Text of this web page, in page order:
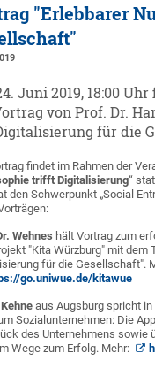
"Erlebbarer
Juni 2019, 18:00
von Prof. Dr.
für die
findet im Rahmen der
trifft Digitalisierung“
den Schwerpunkt „Social
Wehnes hält Vortrag zum
"Kita Würzburg" mit dem
für die Gesellschaft".
go.uniwue.de/kitawue
aus Augsburg spricht
Sozialunternehmen: Die
des Unternehmens sowie
Wege zum Erfolg. Mehr: